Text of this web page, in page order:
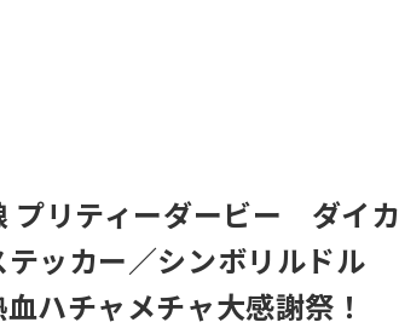
プリティーダービー ダイカ
テッカー／シンボリルドル
血ハチャメチャ大感謝祭！